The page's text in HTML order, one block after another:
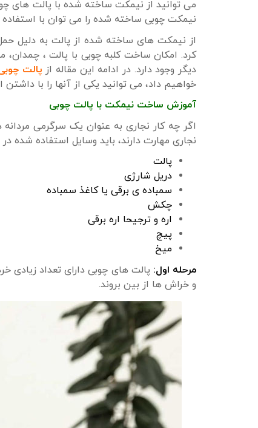
می توانید از نیمکت ساخته شده با پالت های
نیمکت چوبی ساخته شده را می توان با
از نیمکت های ساخته شده از پالت به دلیل
کرد. امکان ساخت کلبه چوبی با پالت ، چمدان،
دیگر وجود دارد. در ادامه این مقاله از پالت
خواهیم داد، می توانید یکی از آنها را با داشتن
آموزش ساخت نیمکت با پالت چوبی
اگر چه کار نجاری به عنوان یک سرگرمی مردانه
نجاری مهارت دارند، باید وسایل استفاده شده در
پالت
دریل شارژی
سمباده ی برقی یا کاغذ سمباده
چکش
اره و ترجیحا اره برقی
پیچ
میخ
مرحله اول: پالت های چوبی دارای تعداد زیادی
و خراش ها از بین بروند.